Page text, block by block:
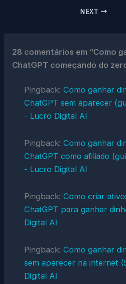
NEXT
28 comentários em “Como
ChatGPT começando do
Pingback: Como ganhar
ChatGPT sem aparecer
- Lucro Digital AI
Pingback: Como ganhar
ChatGPT como afiliado
- Lucro Digital AI
Pingback: Como criar
ChatGPT para ganhar
Digital AI
Pingback: Como ganhar
sem aparecer na internet
Digital AI